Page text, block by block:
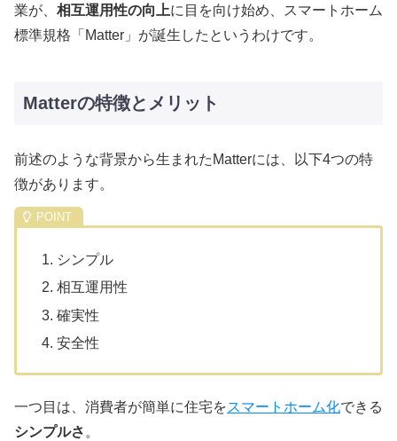
業が、 相互運用性の向上に目を向け始め、スマートホーム
標準規格「Matter」が誕生したというわけです。
Matterの特徴とメリット
前述のような背景から生まれたMatterには、以下4つの特
徴があります。
シンプル
相互運用性
確実性
安全性
一つ目は、消費者が簡単に住宅をスマートホーム化できる
シンプルさ 。